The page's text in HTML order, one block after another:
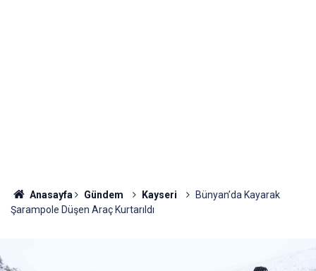
Anasayfa Gündem Kayseri
Bünyan’da Kayarak
Şarampole Düşen Araç Kurtarıldı